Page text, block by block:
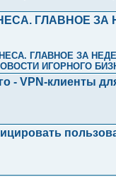
ГЛАВНОЕ ЗА
ГЛАВНОЕ ЗА
ИГОРНОГО
- VPN-клиенты